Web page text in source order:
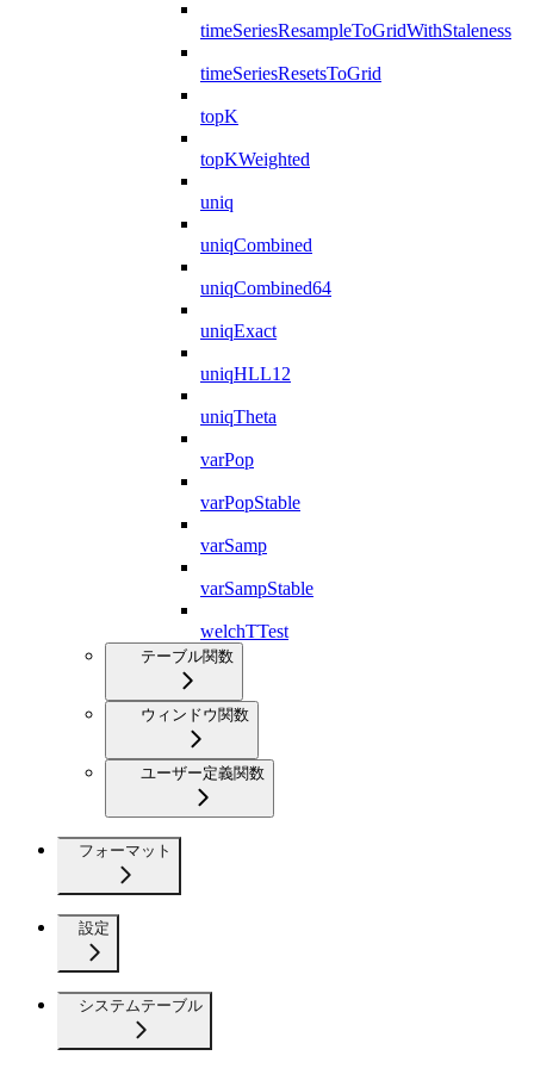
timeSeriesResampleToGridWithStaleness
timeSeriesResetsToGrid
topK
topKWeighted
uniq
uniqCombined
uniqCombined64
uniqExact
uniqHLL12
uniqTheta
varPop
varPopStable
varSamp
varSampStable
welchTTest
テーブル関数
ウィンドウ関数
ユーザー定義関数
フォーマット
設定
システムテーブル